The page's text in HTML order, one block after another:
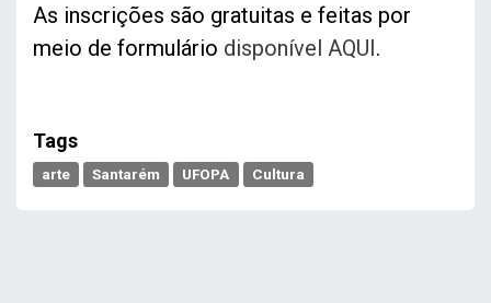
As inscrições são gratuitas e feitas por
meio de formulário disponível AQUI.
Tags
arte Santarém UFOPA Cultura